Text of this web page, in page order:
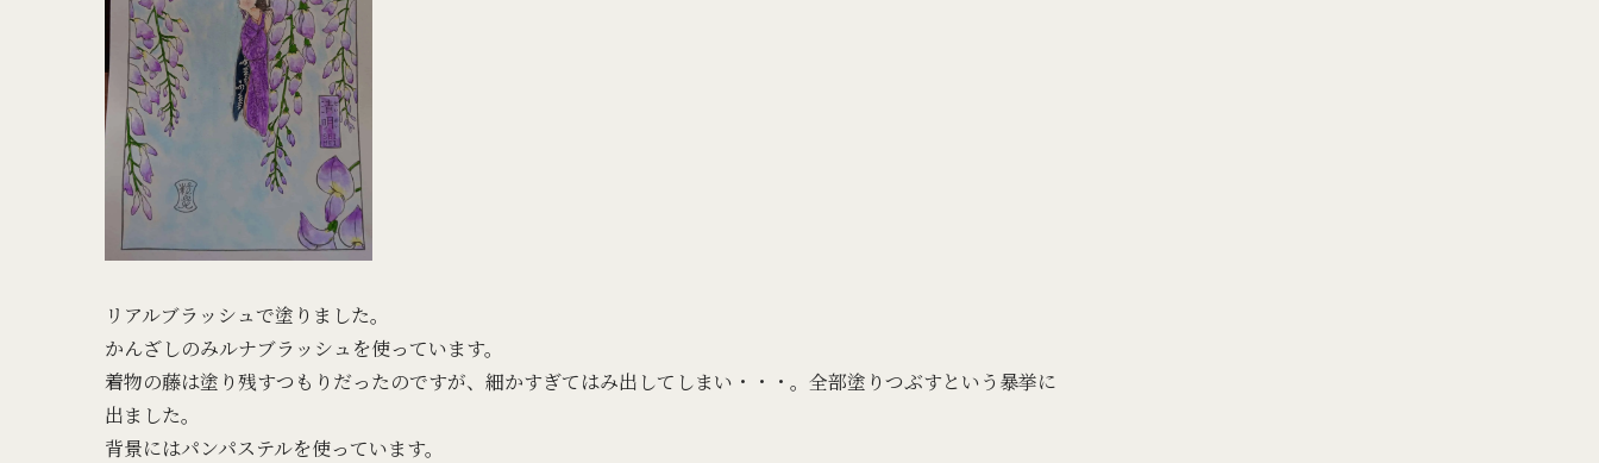
リアルブラッシュで塗りました。
かんざしのみルナブラッシュを使っています。
着物の藤は塗り残すつもりだったのですが、細かすぎてはみ出してしまい・・・。全部塗りつぶすという暴挙に
出ました。
背景にはパンパステルを使っています。